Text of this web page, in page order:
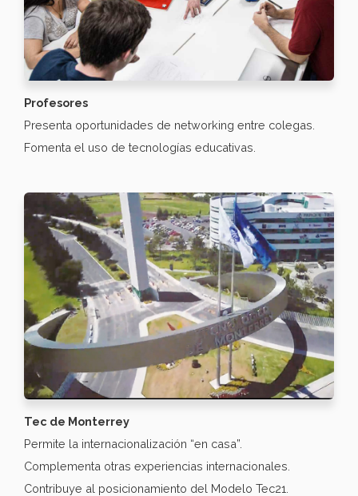
Profesores
Presenta oportunidades de networking entre colegas.
Fomenta el uso de tecnologías educativas.
Tec de Monterrey
Permite la internacionalización “en casa”.
Complementa otras experiencias internacionales.
Contribuye al posicionamiento del Modelo Tec21.